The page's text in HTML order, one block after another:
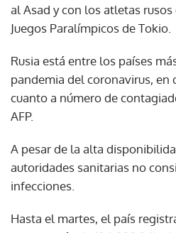
al Asad y con los atletas
Juegos Paralímpicos de Tokio.
Rusia está entre los países
pandemia del coronavirus, en
cuanto a número de
AFP.
A pesar de la alta
autoridades sanitarias no
infecciones.
Hasta el martes, el país